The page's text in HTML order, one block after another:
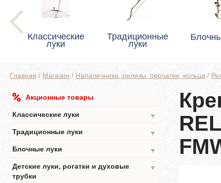
Классические
луки
Традиционные
луки
Главная / Магазин / Напалечники, релизы, перчатки, кольца /
Акционные товары
Классические луки
▼
Традиционные луки
▼
Блочные луки
▼
Детские луки, рогатки и духовые
трубки
▼